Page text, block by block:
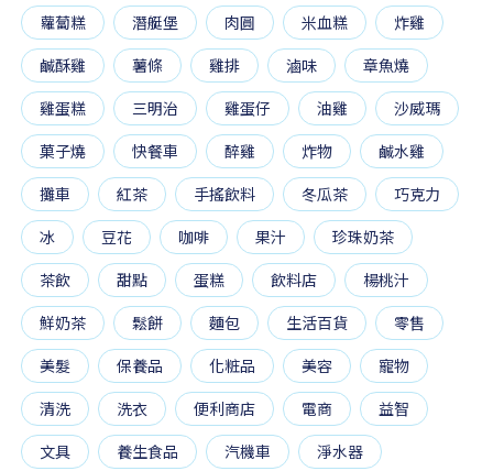
蘿蔔糕
潛艇堡 肉圓 米血糕
炸雞
鹹酥雞
薯條 雞排 滷味
章魚燒
雞蛋糕
三明治 雞蛋仔 油雞
沙威瑪
菓子燒
快餐車 醉雞 炸物
鹹水雞
攤車
紅茶 手搖飲料 冬瓜茶
巧克力
冰
豆花 咖啡 果汁
珍珠奶茶
茶飲
甜點 蛋糕 飲料店
楊桃汁
鮮奶茶
鬆餅 麵包 生活百貨
零售
美髮
保養品 化粧品 美容
寵物
清洗
洗衣 便利商店 電商
益智
文具
養生食品 汽機車
淨水器